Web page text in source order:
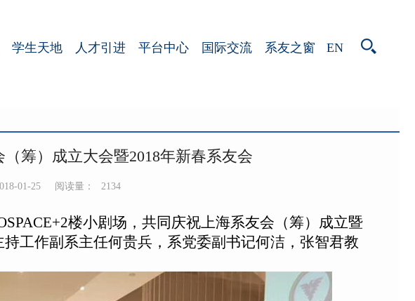
学生天地 人才引进 平台中心 国际交流 系友之窗 EN
筹）成立大会暨2018年新春系友会
01-25 阅读量： 2134
楼小剧场，共同庆祝上海系友会（筹）成立暨
工作副系主任何贵兵，系党委副书记何洁，张智君教